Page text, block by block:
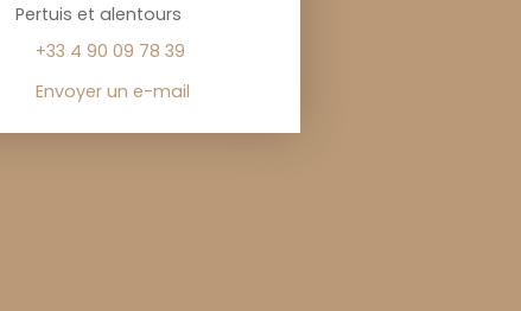
Pertuis et alentours
+33 4 90 09 78 39
Envoyer un e-mail